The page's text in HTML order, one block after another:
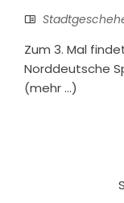
Zum 3. Mal
Norddeutsche
(mehr …)